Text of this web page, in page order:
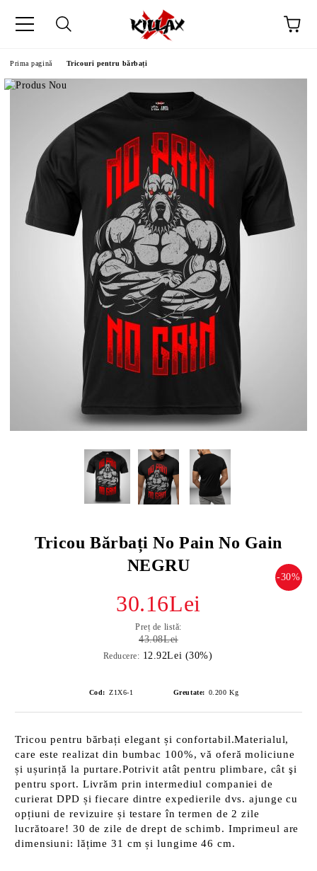
Prima pagină Tricouri pentru bărbați
Tricou Bărbați No Pain No Gain
NEGRU
-30%
30.16Lei
Preț de listă:
43.08Lei
Reducere: 12.92Lei (30%)
Cod: Z1X6-1 Greutate: 0.200 Kg
Tricou pentru bărbați elegant și confortabil.Materialul,
care este realizat din bumbac 100%, vă oferă moliciune
și ușurință la purtare.Potrivit atât pentru plimbare, cât şi
pentru sport. Livrăm prin intermediul companiei de
curierat DPD și fiecare dintre expedierile dvs. ajunge cu
opțiuni de revizuire și testare în termen de 2 zile
lucrătoare! 30 de zile de drept de schimb. Imprimeul are
dimensiuni: lățime 31 cm și lungime 46 cm.